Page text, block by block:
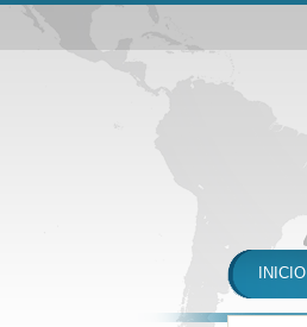
INICIO